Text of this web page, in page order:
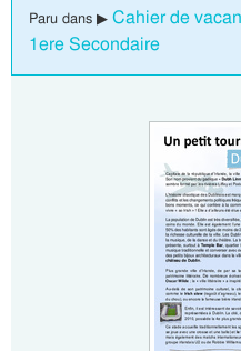
Paru dans ▶ Cahier de
1ere Secondaire